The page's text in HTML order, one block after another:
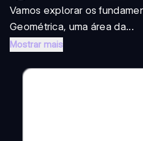
Vamos explorar os
Geométrica, uma área da...
Mostrar mais